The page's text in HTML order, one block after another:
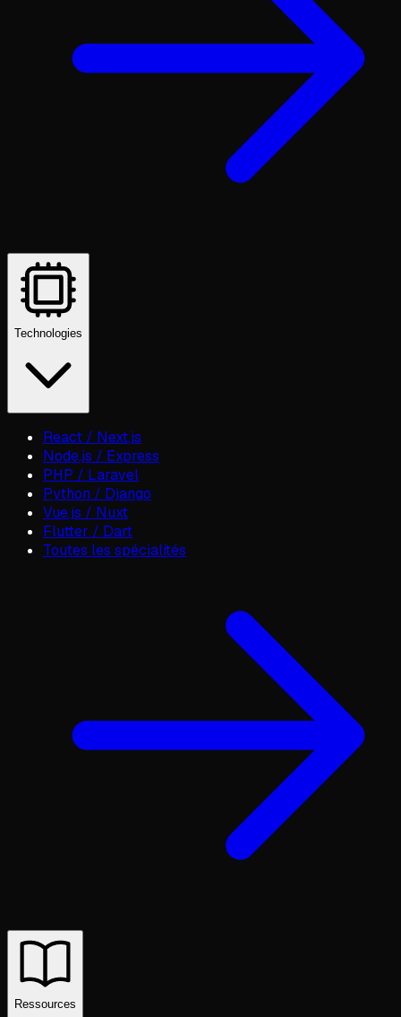
Technologies
React / Next.js
Node.js / Express
PHP / Laravel
Python / Django
Vue.js / Nuxt
Flutter / Dart
Toutes les spécialités
Ressources